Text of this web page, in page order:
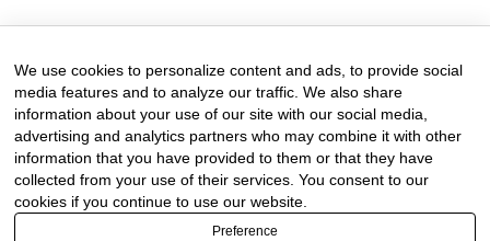
We use cookies to personalize content and ads, to provide social
media features and to analyze our traffic. We also share
information about your use of our site with our social media,
advertising and analytics partners who may combine it with other
information that you have provided to them or that they have
collected from your use of their services. You consent to our
cookies if you continue to use our website.
Preference